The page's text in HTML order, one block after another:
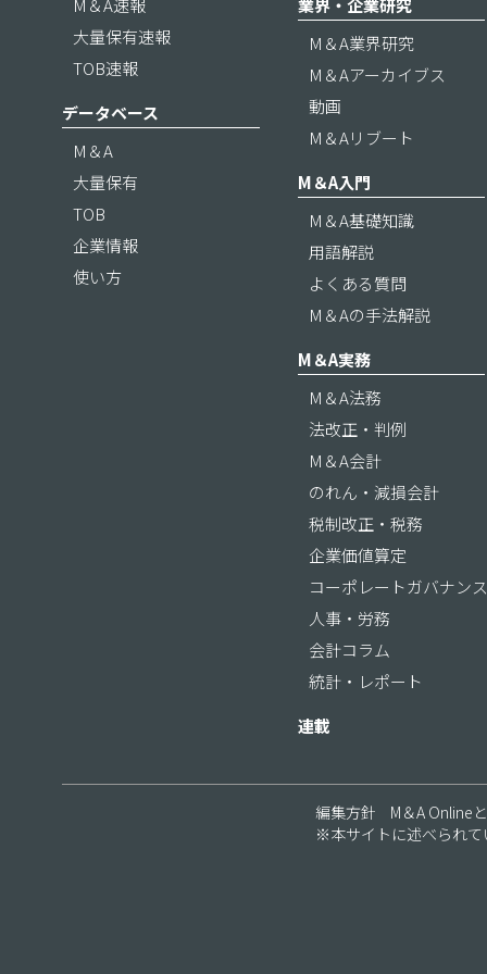
M＆A速報
大量保有速報
TOB速報
データベース
M＆A
大量保有
TOB
企業情報
使い方
業界・企業研究
M＆A業界研究
M＆Aアーカイブス
動画
M＆Aリブート
M＆A入門
M＆A基礎知識
用語解説
よくある質問
M＆Aの手法解説
M＆A実務
M＆A法務
法改正・判例
M＆A会計
のれん・減損会計
税制改正・税務
企業価値算定
コーポレートガバナンス
人事・労務
会計コラム
統計・レポート
連載
編集方針 M＆A Online
※本サイトに述べられて